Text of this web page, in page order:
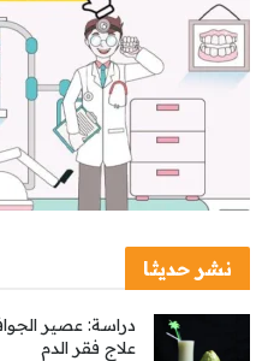
نشر حديثا
دراسة: عصير
علاج فقر الدم